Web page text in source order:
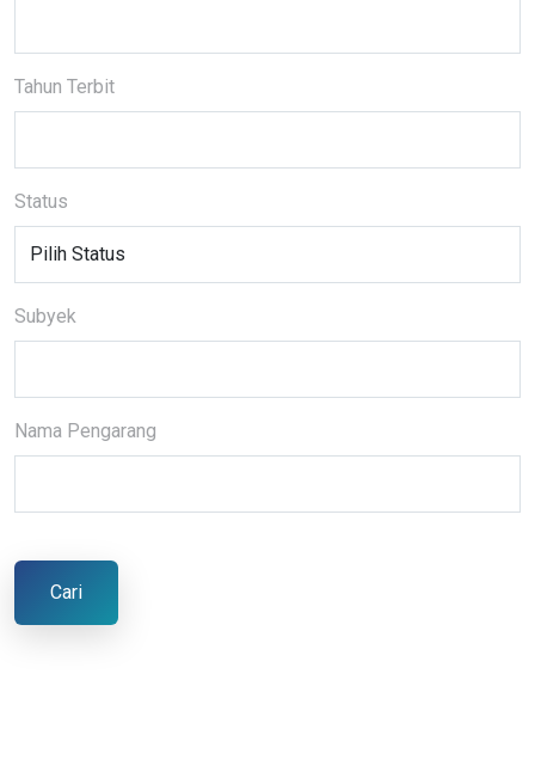
Tahun Terbit
Status
Subyek
Nama Pengarang
Cari